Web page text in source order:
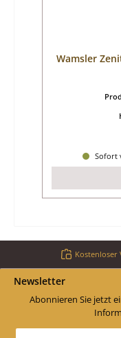
Wamsler
Sofort
Kostenloser
Newsletter
Abonnieren Sie jetzt